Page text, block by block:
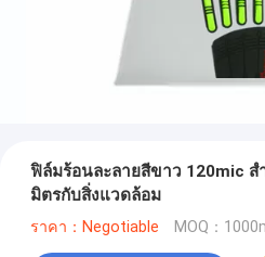
ฟิล์มร้อนละลายสีขาว 120mic ส
มิตรกับสิ่งแวดล้อม
ราคา：Negotiable MOQ：